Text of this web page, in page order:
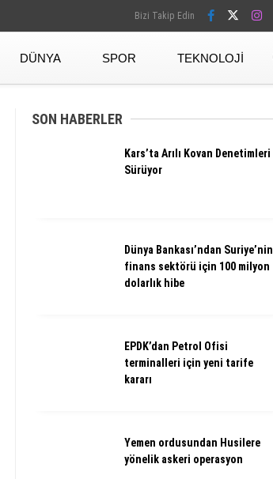
Bizi Takip Edin
DÜNYA SPOR TEKNOLOJI
SON HABERLER
Kars’ta Arılı Kovan Denetimleri
Sürüyor
Dünya Bankası’ndan Suriye’nin
finans sektörü için 100 milyon
dolarlık hibe
EPDK’dan Petrol Ofisi
terminalleri için yeni tarife
kararı
Yemen ordusundan Husilere
yönelik askeri operasyon